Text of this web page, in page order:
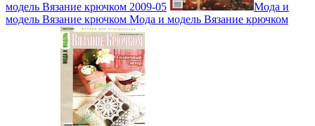
модель Вязание крючком 2009-05
Мода и
модель Вязание крючком Мода и модель Вязание крючком